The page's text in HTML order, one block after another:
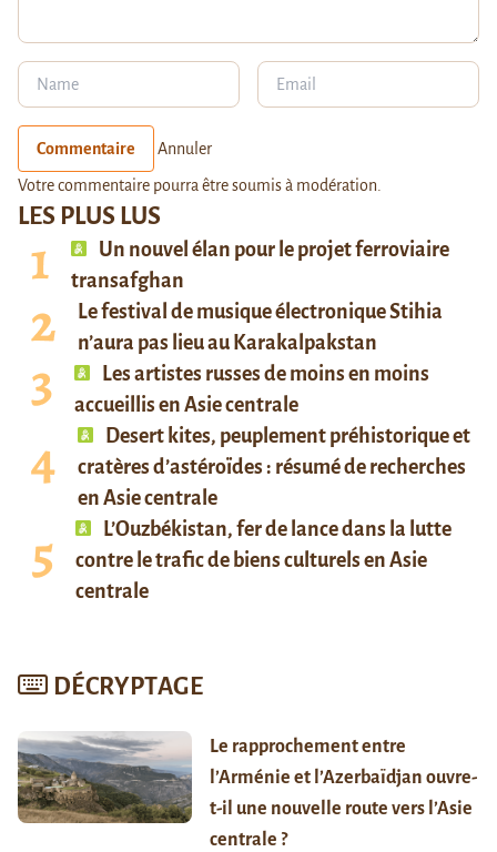
LES PLUS LUS
Un nouvel élan pour le projet ferroviaire
transafghan
Le festival de musique électronique Stihia
n’aura pas lieu au Karakalpakstan
Les artistes russes de moins en moins
accueillis en Asie centrale
Desert kites, peuplement préhistorique et
cratères d’astéroïdes : résumé de recherches
en Asie centrale
L’Ouzbékistan, fer de lance dans la lutte
contre le trafic de biens culturels en Asie
centrale
DÉCRYPTAGE
Le rapprochement entre
l’Arménie et l’Azerbaïdjan ouvre-
t-il une nouvelle route vers l’Asie
centrale ?
Commentaire Annuler
Votre commentaire pourra être soumis à modération.